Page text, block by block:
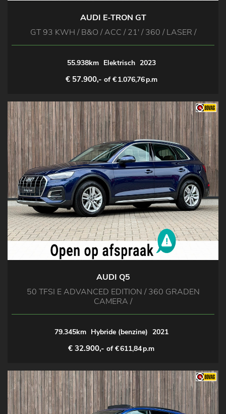
AUDI E-TRON GT
GT 93 KWH / B&O / ACC / 21' / 360 / LASER /
55.938km Elektrisch 2023
€ 57.900,- of €1.076,76p.m
AUDI Q5
50 TFSI E ADVANCED EDITION / 360 GRADEN
CAMERA /
79.345km Hybride (benzine) 2021
€ 32.900,- of €611,84p.m